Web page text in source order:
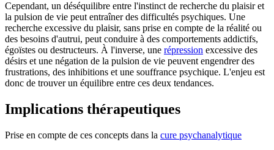
Cependant, un déséquilibre entre l'instinct de recherche du plaisir et
la pulsion de vie peut entraîner des difficultés psychiques. Une
recherche excessive du plaisir, sans prise en compte de la réalité ou
des besoins d'autrui, peut conduire à des comportements addictifs,
égoïstes ou destructeurs. À l'inverse, une répression excessive des
désirs et une négation de la pulsion de vie peuvent engendrer des
frustrations, des inhibitions et une souffrance psychique. L'enjeu est
donc de trouver un équilibre entre ces deux tendances.
Implications thérapeutiques
Prise en compte de ces concepts dans la cure psychanalytique